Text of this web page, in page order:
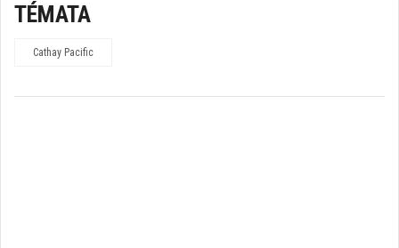
TÉMATA
Cathay Pacific